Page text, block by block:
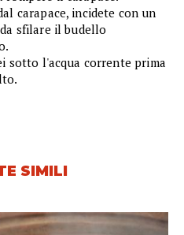
carapace, incidete con un
sfilare il budello
sotto l'acqua corrente prima
SIMILI